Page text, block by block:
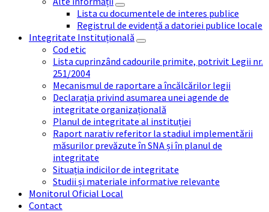
Lista cu documentele de interes publice
Registrul de evidență a datoriei publice locale
Integritate Instituțională
Cod etic
Lista cuprinzând cadourile primite, potrivit Legii nr.
251/2004
Mecanismul de raportare a încălcărilor legii
Declarația privind asumarea unei agende de
integritate organizațională
Planul de integritate al instituției
Raport narativ referitor la stadiul implementării
măsurilor prevăzute în SNA și în planul de
integritate
Situația indicilor de integritate
Studii și materiale informative relevante
Monitorul Oficial Local
Contact